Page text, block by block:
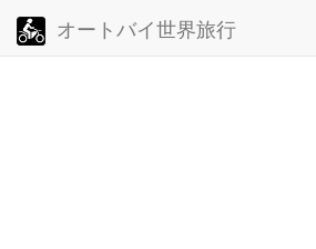
オートバイ世界旅行